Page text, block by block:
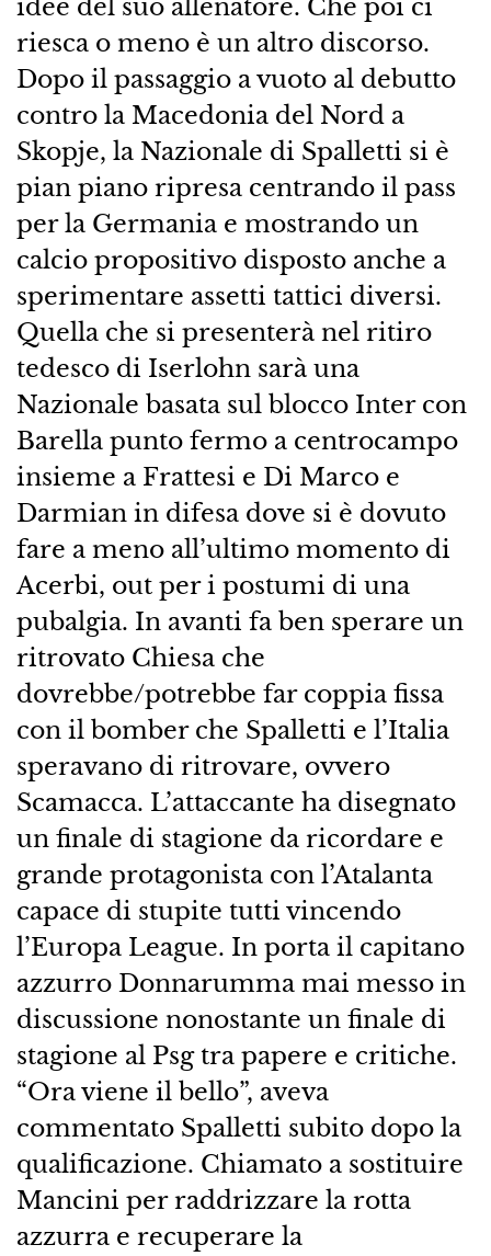
idee del suo allenatore. Che poi ci
riesca o meno è un altro discorso.
Dopo il passaggio a vuoto al debutto
contro la Macedonia del Nord a
Skopje, la Nazionale di Spalletti si è
pian piano ripresa centrando il pass
per la Germania e mostrando un
calcio propositivo disposto anche a
sperimentare assetti tattici diversi.
Quella che si presenterà nel ritiro
tedesco di Iserlohn sarà una
Nazionale basata sul blocco Inter con
Barella punto fermo a centrocampo
insieme a Frattesi e Di Marco e
Darmian in difesa dove si è dovuto
fare a meno all’ultimo momento di
Acerbi, out per i postumi di una
pubalgia. In avanti fa ben sperare un
ritrovato Chiesa che
dovrebbe/potrebbe far coppia fissa
con il bomber che Spalletti e l’Italia
speravano di ritrovare, ovvero
Scamacca. L’attaccante ha disegnato
un finale di stagione da ricordare e
grande protagonista con l’Atalanta
capace di stupite tutti vincendo
l’Europa League. In porta il capitano
azzurro Donnarumma mai messo in
discussione nonostante un finale di
stagione al Psg tra papere e critiche.
“Ora viene il bello”, aveva
commentato Spalletti subito dopo la
qualificazione. Chiamato a sostituire
Mancini per raddrizzare la rotta
azzurra e recuperare la